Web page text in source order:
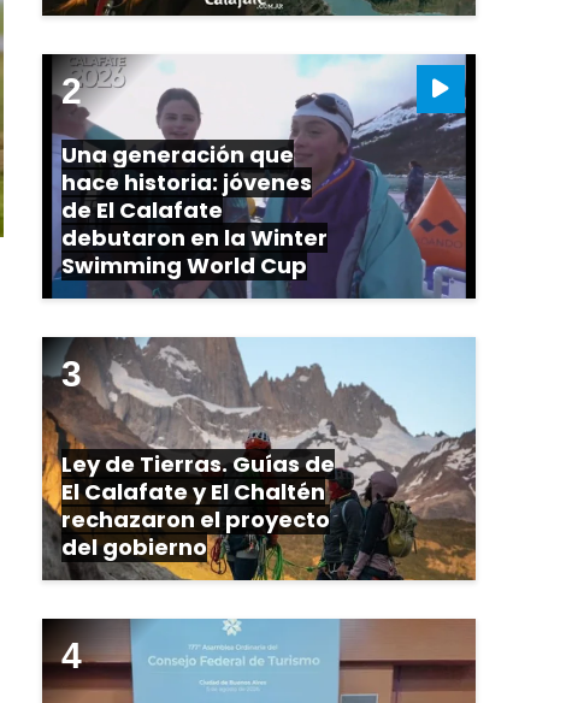
Una generación que
hace historia: jóvenes
de El Calafate
debutaron en la Winter
Swimming World Cup
Ley de Tierras. Guías de
El Calafate y El Chaltén
rechazaron el proyecto
del gobierno